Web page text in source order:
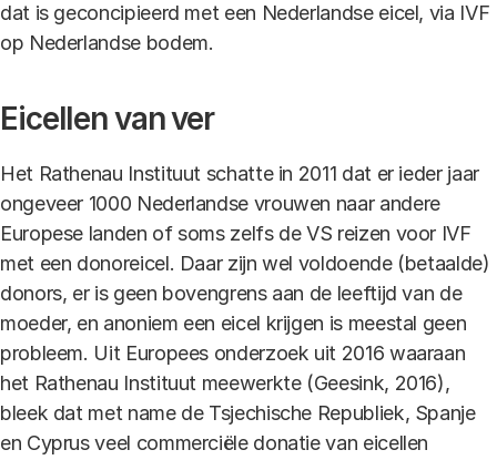
dat is geconcipieerd met een Nederlandse eicel, via IVF
op Nederlandse bodem.
Eicellen van ver
Het Rathenau Instituut schatte in 2011 dat er ieder jaar
ongeveer 1000 Nederlandse vrouwen naar andere
Europese landen of soms zelfs de VS reizen voor IVF
met een donoreicel. Daar zijn wel voldoende (betaalde)
donors, er is geen bovengrens aan de leeftijd van de
moeder, en anoniem een eicel krijgen is meestal geen
probleem. Uit Europees onderzoek uit 2016 waaraan
het Rathenau Instituut meewerkte (Geesink, 2016),
bleek dat met name de Tsjechische Republiek, Spanje
en Cyprus veel commerciële donatie van eicellen